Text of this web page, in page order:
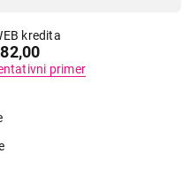
kredita
primer